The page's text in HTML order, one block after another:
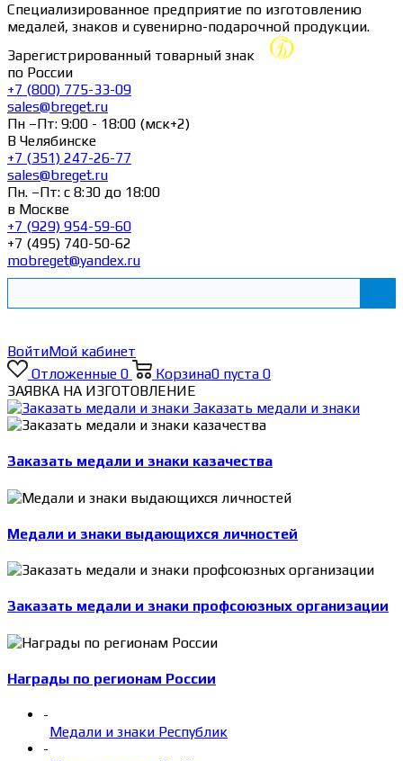
Специализированное предприятие по изготовлению
медалей, знаков и сувенирно-подарочной продукции.
Зарегистрированный товарный знак
по России
+7 (800) 775-33-09
sales@breget.ru
Пн –Пт: 9:00 - 18:00 (мск+2)
В Челябинске
+7 (351) 247-26-77
sales@breget.ru
Пн. –Пт: с 8:30 до 18:00
в Москве
+7 (929) 954-59-60
+7 (495) 740-50-62
mobreget@yandex.ru
ВойтиМой кабинет
Отложенные 0 Корзина0 пуста 0
ЗАЯВКА НА ИЗГОТОВЛЕНИЕ
Заказать медали и знаки
Заказать медали и знаки казачества
Медали и знаки выдающихся личностей
Заказать медали и знаки профсоюзных организации
Награды по регионам России
-
Медали и знаки Республик
-